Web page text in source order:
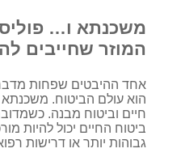
משכנתא ו…
המוזר שחייבים
אחד ההיבטים שפחות
הוא עולם הביטוח.
חיים וביטוח מבנה.
ביטוח החיים יכול להיות
גבוהות יותר או דרישות